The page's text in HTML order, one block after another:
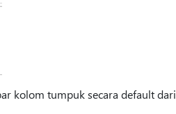
kolom tumpuk secara default dari